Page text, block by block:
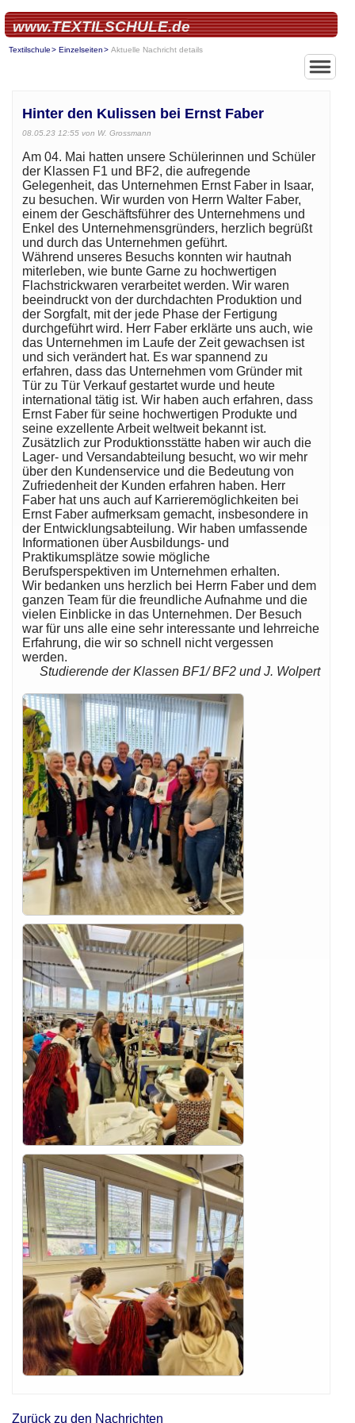
www.TEXTILSCHULE.de
Textilschule Einzelseiten Aktuelle Nachricht details
Hinter den Kulissen bei Ernst Faber
08.05.23 12:55 von W. Grossmann
Am 04. Mai hatten unsere Schülerinnen und Schüler
der Klassen F1 und BF2, die aufregende
Gelegenheit, das Unternehmen Ernst Faber in Isaar,
zu besuchen. Wir wurden von Herrn Walter Faber,
einem der Geschäftsführer des Unternehmens und
Enkel des Unternehmensgründers, herzlich begrüßt
und durch das Unternehmen geführt.
Während unseres Besuchs konnten wir hautnah
miterleben, wie bunte Garne zu hochwertigen
Flachstrickwaren verarbeitet werden. Wir waren
beeindruckt von der durchdachten Produktion und
der Sorgfalt, mit der jede Phase der Fertigung
durchgeführt wird. Herr Faber erklärte uns auch, wie
das Unternehmen im Laufe der Zeit gewachsen ist
und sich verändert hat. Es war spannend zu
erfahren, dass das Unternehmen vom Gründer mit
Tür zu Tür Verkauf gestartet wurde und heute
international tätig ist. Wir haben auch erfahren, dass
Ernst Faber für seine hochwertigen Produkte und
seine exzellente Arbeit weltweit bekannt ist.
Zusätzlich zur Produktionsstätte haben wir auch die
Lager- und Versandabteilung besucht, wo wir mehr
über den Kundenservice und die Bedeutung von
Zufriedenheit der Kunden erfahren haben. Herr
Faber hat uns auch auf Karrieremöglichkeiten bei
Ernst Faber aufmerksam gemacht, insbesondere in
der Entwicklungsabteilung. Wir haben umfassende
Informationen über Ausbildungs- und
Praktikumsplätze sowie mögliche
Berufsperspektiven im Unternehmen erhalten.
Wir bedanken uns herzlich bei Herrn Faber und dem
ganzen Team für die freundliche Aufnahme und die
vielen Einblicke in das Unternehmen. Der Besuch
war für uns alle eine sehr interessante und lehrreiche
Erfahrung, die wir so schnell nicht vergessen
werden.
Studierende der Klassen BF1/ BF2 und J. Wolpert
Zurück zu den Nachrichten